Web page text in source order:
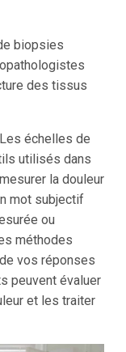
biopsies
des tissus
échelles de
utilisés dans
la douleur
mot subjectif
ou
méthodes
vos réponses
peuvent évaluer
et les traiter